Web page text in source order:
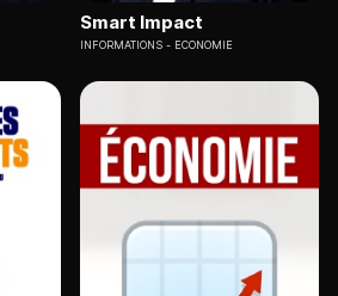
Smart Impact
INFORMATIONS ECONOMIE